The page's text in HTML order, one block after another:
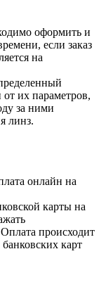
оформить и
если заказ
на
их параметров,
за ними
линз.
онлайн на
карты на
происходит
карт